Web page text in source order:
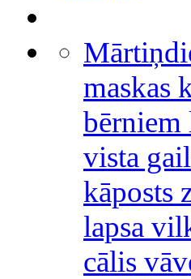
maskas
bērniem
vista
kāposts
lapsa
cālis